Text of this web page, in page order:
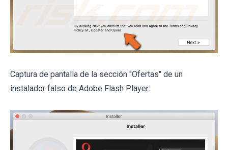
Captura de pantalla de la sección "Ofertas" de un
instalador falso de Adobe Flash Player: